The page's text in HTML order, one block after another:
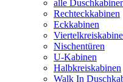
alle
Rechteckkabinen
Eckkabinen
Nischentüren
U-Kabinen
Halbkreiskabinen
Walk In